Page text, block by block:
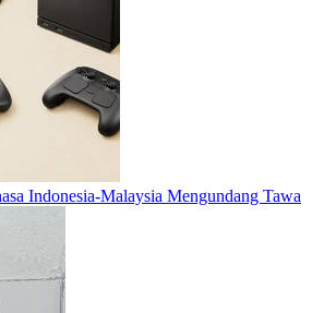
Indonesia-Malaysia Mengundang Tawa